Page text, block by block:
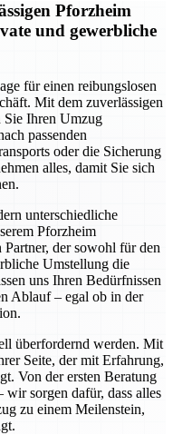
Pforzheim
und gewerbliche
für einen reibungslosen
Mit dem zuverlässigen
Sie Ihren Umzug
passenden
oder die Sicherung
alles, damit Sie sich
unterschiedliche
Pforzheim
der sowohl für den
Umstellung die
uns Ihren Bedürfnissen
Ablauf – egal ob in der
überfordernd werden. Mit
Seite, der mit Erfahrung,
Von der ersten Beratung
wir sorgen dafür, dass alles
zu einem Meilenstein,